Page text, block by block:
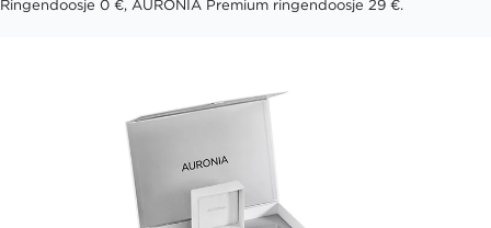
Ringendoosje 0 €, AURONIA Premium ringendoosje 29 €.